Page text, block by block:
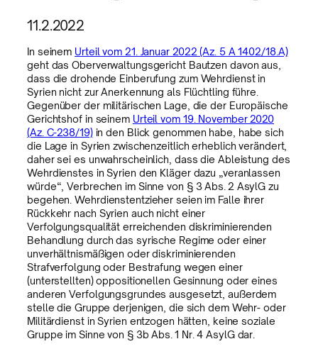
11.2.2022
In seinem Urteil vom 21. Januar 2022 (Az. 5 A 1402/18.A)
geht das Oberverwaltungsgericht Bautzen davon aus,
dass die drohende Einberufung zum Wehrdienst in
Syrien nicht zur Anerkennung als Flüchtling führe.
Gegenüber der militärischen Lage, die der Europäische
Gerichtshof in seinem Urteil vom 19. November 2020
(Az. C-238/19)in den Blick genommen habe, habe sich
die Lage in Syrien zwischenzeitlich erheblich verändert,
daher sei es unwahrscheinlich, dass die Ableistung des
Wehrdienstes in Syrien den Kläger dazu „veranlassen
würde“, Verbrechen im Sinne von § 3 Abs. 2 AsylG zu
begehen. Wehrdienstentzieher seien im Falle ihrer
Rückkehr nach Syrien auch nicht einer
Verfolgungsqualität erreichenden diskriminierenden
Behandlung durch das syrische Regime oder einer
unverhältnismäßigen oder diskriminierenden
Strafverfolgung oder Bestrafung wegen einer
(unterstellten) oppositionellen Gesinnung oder eines
anderen Verfolgungsgrundes ausgesetzt, außerdem
stelle die Gruppe derjenigen, die sich dem Wehr- oder
Militärdienst in Syrien entzogen hätten, keine soziale
Gruppe im Sinne von § 3b Abs. 1 Nr. 4 AsylG dar.